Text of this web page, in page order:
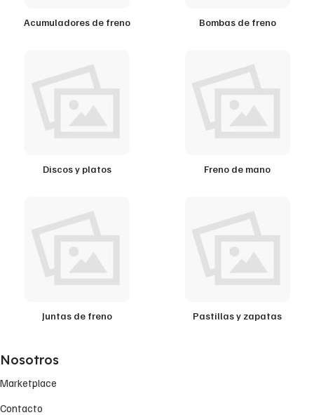
Acumuladores de freno Bombas de freno
Discos y platos Freno de mano
Juntas de freno Pastillas y zapatas
Nosotros
Marketplace
Contacto